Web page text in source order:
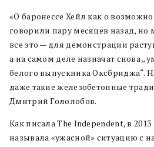
«О баронессе Хейл как о
говорили пару месяцев назад, но
все это — для демонстрации
а на самом деле назначат снова
белого выпускника Оксбриджа“.
даже такие железобетонные
Дмитрий Гололобов.
Как писала The Independent, в
называла «ужасной» ситуацию с